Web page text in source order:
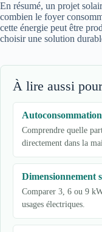
En résumé, un projet
combien le foyer
cette énergie peut être
choisir une solution
À lire aussi
Comprendre quelle
directement dans la
Dimensionnement
Comparer 3, 6 ou 9
usages électriques.